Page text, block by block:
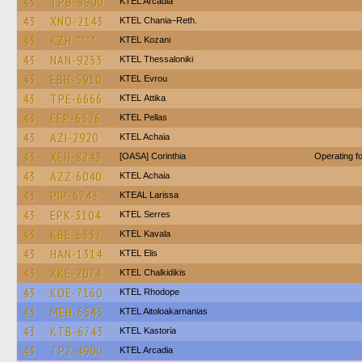
43 XNO-2143 KTEL Chania–Reth.
43 KZH-**** ΚΤΕL Kozani
43 NAN-9253 KTEL Thessaloniki
43 EBH-5910 KTEL Evrou
43 TPE-6666 KΤΕL Αttika
43 EEP-6326 KTEL Pellas
43 AZI-2920 KTEL Achaia
43 XEH-8243 [OASA] Corinthia Operating
43 AZZ-6040 KTEL Achaia
43 PIP-6743 KTEAL Larissa
43 EPK-3104 KTEL Serres
43 KBE-6337 KTEL Kavala
43 HAN-1314 KTEL Elis
43 XKE-2074 ΚΤΕL Chalkidikis
43 KOE-7160 KTEL Rhodope
43 MEH-6543 KTEL Aitoloakarnanias
43 KTB-6743 KTEL Kastoria
43 TPZ-4900 KTEL Arcadia